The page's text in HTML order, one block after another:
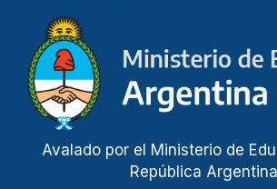
Avalado por el Ministerio de
República Argentina